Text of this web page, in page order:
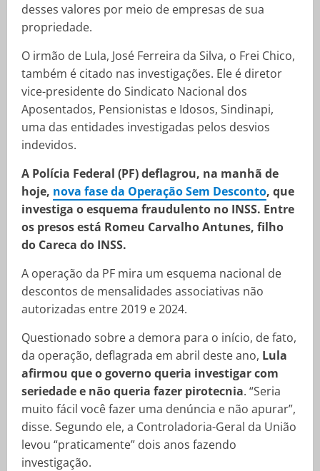
desses valores por meio de empresas de sua
propriedade.
O irmão de Lula, José Ferreira da Silva, o Frei Chico,
também é citado nas investigações. Ele é diretor
vice-presidente do Sindicato Nacional dos
Aposentados, Pensionistas e Idosos, Sindinapi,
uma das entidades investigadas pelos desvios
indevidos.
A Polícia Federal (PF) deflagrou, na manhã de
hoje, nova fase da Operação Sem Desconto, que
investiga o esquema fraudulento no INSS. Entre
os presos está Romeu Carvalho Antunes, filho
do Careca do INSS.
A operação da PF mira um esquema nacional de
descontos de mensalidades associativas não
autorizadas entre 2019 e 2024.
Questionado sobre a demora para o início, de fato,
da operação, deflagrada em abril deste ano, Lula
afirmou que o governo queria investigar com
seriedade e não queria fazer pirotecnia. “Seria
muito fácil você fazer uma denúncia e não apurar”,
disse. Segundo ele, a Controladoria-Geral da União
levou “praticamente” dois anos fazendo
investigação.